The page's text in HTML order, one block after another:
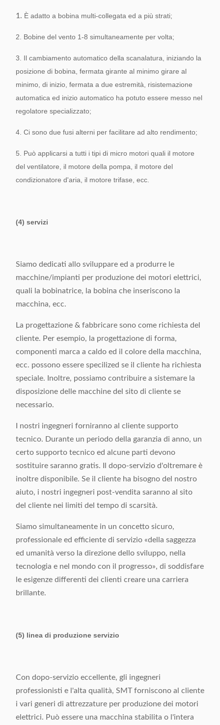
1. È adatto a bobina multi-collegata ed a più strati;
2. Bobine del vento 1-8 simultaneamente per volta;
3. Il cambiamento automatico della scanalatura, iniziando la
posizione di bobina, fermata girante al minimo girare al
minimo, di inizio, fermata a due estremità, risistemazione
automatica ed inizio automatico ha potuto essere messo nel
regolatore specializzato;
4. Ci sono due fusi alterni per facilitare ad alto rendimento;
5. Può applicarsi a tutti i tipi di micro motori quali il motore
del ventilatore, il motore della pompa, il motore del
condizionatore d'aria, il motore trifase, ecc.
(4) servizi
Siamo dedicati allo sviluppare ed a produrre le
macchine/impianti per produzione dei motori elettrici,
quali la bobinatrice, la bobina che inseriscono la
macchina, ecc.
La progettazione & fabbricare sono come richiesta del
cliente. Per esempio, la progettazione di forma,
componenti marca a caldo ed il colore della macchina,
ecc. possono essere specilized se il cliente ha richiesta
speciale. Inoltre, possiamo contribuire a sistemare la
disposizione delle macchine del sito di cliente se
necessario.
I nostri ingegneri forniranno al cliente supporto
tecnico. Durante un periodo della garanzia di anno, un
certo supporto tecnico ed alcune parti devono
sostituire saranno gratis. Il dopo-servizio d'oltremare è
inoltre disponibile. Se il cliente ha bisogno del nostro
aiuto, i nostri ingegneri post-vendita saranno al sito
del cliente nei limiti del tempo di scarsità.
Siamo simultaneamente in un concetto sicuro,
professionale ed efficiente di servizio «della saggezza
ed umanità verso la direzione dello sviluppo, nella
tecnologia e nel mondo con il progresso», di soddisfare
le esigenze differenti dei clienti creare una carriera
brillante.
(5) linea di produzione servizio
Con dopo-servizio eccellente, gli ingegneri
professionisti e l'alta qualità, SMT forniscono al cliente
i vari generi di attrezzature per produzione dei motori
elettrici. Può essere una macchina stabilita o l'intera